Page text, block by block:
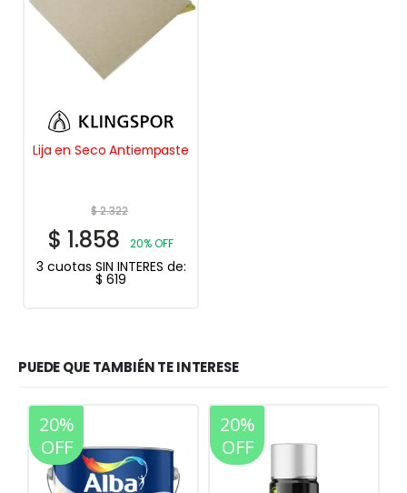
Lija en Seco Antiempaste
$2.322
$ 1.858 20% OFF
3 cuotas SIN INTERES de:
$ 619
PUEDE QUE TAMBIÉN TE INTERESE
20%
OFF
20%
OFF